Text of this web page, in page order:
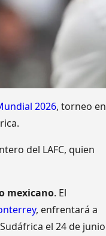
2026, torneo en
del LAFC, quien
mexicano. El
, enfrentará a
el 24 de junio